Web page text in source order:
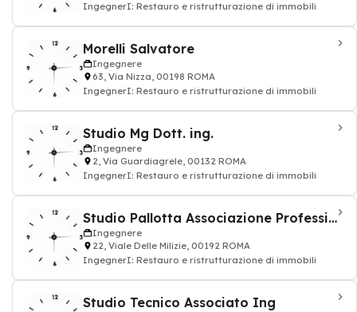
IngegnerI: Restauro e ristrutturazione di immobili
Morelli Salvatore
Ingegnere
63, Via Nizza, 00198 ROMA
IngegnerI: Restauro e ristrutturazione di immobili
Studio Mg Dott. ing.
Ingegnere
2, Via Guardiagrele, 00132 ROMA
IngegnerI: Restauro e ristrutturazione di immobili
Studio Pallotta Associazione Professionale
Ingegnere
22, Viale Delle Milizie, 00192 ROMA
IngegnerI: Restauro e ristrutturazione di immobili
Studio Tecnico Associato Ing